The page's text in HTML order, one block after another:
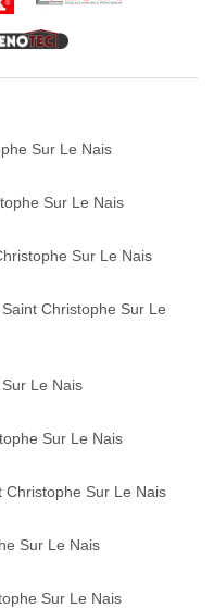
Sur Le Nais
Sur Le Nais
Sur Le Nais
Christophe Sur Le
Le Nais
Sur Le Nais
Sur Le Nais
Sur Le Nais
Sur Le Nais